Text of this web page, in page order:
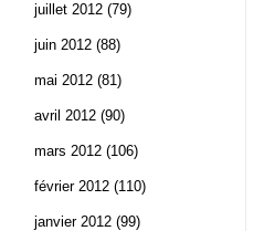
juillet 2012 (79)
juin 2012 (88)
mai 2012 (81)
avril 2012 (90)
mars 2012 (106)
février 2012 (110)
janvier 2012 (99)